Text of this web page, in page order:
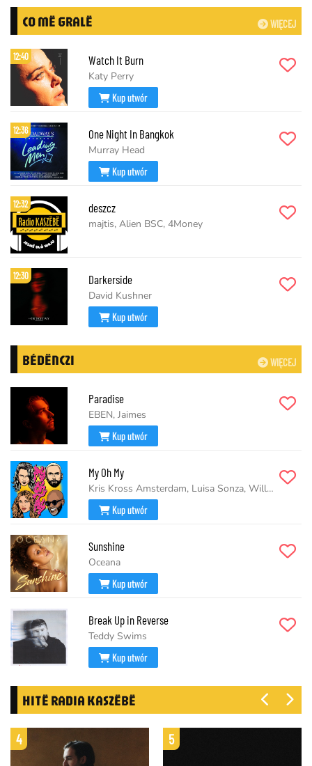
WIĘCEJ
CO MË GRALË
12:40 Watch It Burn
Katy Perry
Kup utwór
12:36 One Night In Bangkok
Murray Head
Kup utwór
12:32 deszcz
majtis, Alien BSC, 4Money
12:30 Darkerside
David Kushner
Kup utwór
WIĘCEJ
BÉDËNCZI
Paradise
EBEN, Jaimes
Kup utwór
My Oh My
Kris Kross Amsterdam, Luisa Sonza, Willy William
Kup utwór
Sunshine
Oceana
Kup utwór
Break Up in Reverse
Teddy Swims
Kup utwór
HITË RADIA KASZËBË
4 5